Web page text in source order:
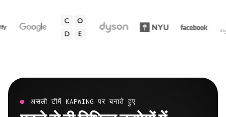
असली टीमें KAPWING पर बनाते हुए